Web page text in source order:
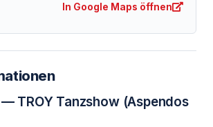
erlaubt
Kameras nicht gestattet.
schlechtem Wetter statt
In Google Maps öffnen
TROY Tanzshow (Aspendos